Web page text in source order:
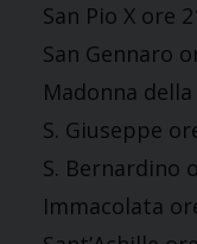
San Pio X ore
San Gennaro
Madonna della
S. Giuseppe
S. Bernardino
Immacolata